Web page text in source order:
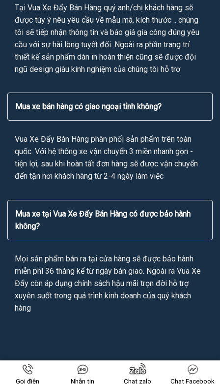
Tại Vua Xe Đẩy Bán Hàng quý anh/chị khách hàng sẽ
được tùy ý nêu yêu cầu về mẫu mã, kích thước .. chúng
tôi sẽ tiếp nhận thông tin và báo giá gia công đúng yêu
cầu với sự hài lòng tuyết đối. Ngoài ra phần trang trí
thiết kế sản phẩm dán in hoàn thiện cũng sẽ được đội
ngũ design giàu kinh nghiệm của chúng tôi hỗ trợ
Mua xe bán hàng có giao ngoại tỉnh không?
Vua Xe Đẩy Bán Hàng phân phối sản phẩm trên toàn
quốc. Với hệ thống xe vận chuyển 3 miền nhanh gọn -
tiện lợi, sau khi hoàn tất đơn hàng sẽ được vận chuyển
đến tận nơi khách hàng từ 2-4 ngày làm việc
Mua xe tại Vua Xe Đẩy Bán Hàng có được bảo hành
không?
Mọi sản phẩm bán ra tại cửa hàng sẽ được bảo hành
miễn phí 36 tháng kể từ ngày bàn giao. Ngoài ra Vua Xe
Đẩy còn áp dụng chính sách hậu mãi trọn đời hỗ trợ
xuyên suốt trong quá trình kinh doanh của quý khách
hàng
Copyright 2026 © VUAXEDAYBANHANG.VNAll Rights Reserved
Gọi điện Nhắn tin Chat zalo Chat Facebook